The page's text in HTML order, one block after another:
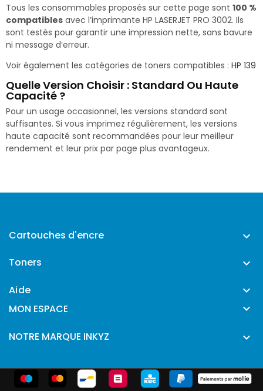
Tous les consommables proposés sur cette page sont 100 %
compatibles avec l’imprimante HP LASERJET PRO 3002. Ils
sont testés pour garantir une impression nette, sans bavure
ni message d’erreur.
Voir également les catégories de toners compatibles : HP 139
Quelle Version Choisir : Standard Ou Haute
Capacité ?
Pour un usage occasionnel, les versions standard sont
suffisantes. Si vous imprimez régulièrement, les versions
haute capacité sont recommandées pour leur meilleur
rendement et leur prix par page plus avantageux.
Cartouches d'encre 
Toners 
Aide 
MON ESPACE 
NOTRE MARQUE INKYZ 